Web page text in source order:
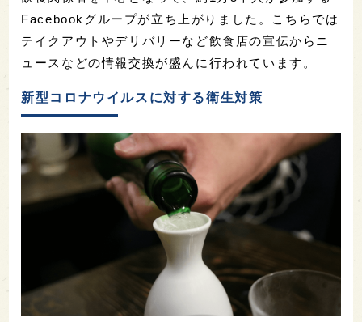
Facebookグループが立ち上がりました。こちらでは
テイクアウトやデリバリーなど飲食店の宣伝からニ
ュースなどの情報交換が盛んに行われています。
新型コロナウイルスに対する衛生対策